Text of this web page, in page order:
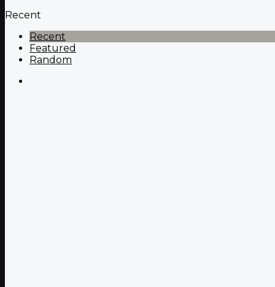
Recent
Recent
Featured
Random